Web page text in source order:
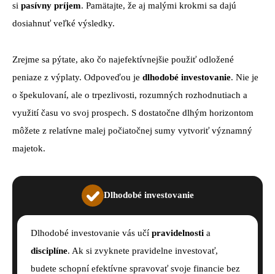
si pasívny príjem. Pamätajte, že aj malými krokmi sa dajú
dosiahnuť veľké výsledky.
Zrejme sa pýtate, ako čo najefektívnejšie použiť odložené
peniaze z výplaty. Odpoveďou je dlhodobé investovanie. Nie je
o špekulovaní, ale o trpezlivosti, rozumných rozhodnutiach a
využití času vo svoj prospech. S dostatočne dlhým horizontom
môžete z relatívne malej počiatočnej sumy vytvoriť významný
majetok.
Dlhodobé investovanie
Dlhodobé investovanie vás učí pravidelnosti a
disciplíne. Ak si zvyknete pravidelne investovať,
budete schopní efektívne spravovať svoje financie bez